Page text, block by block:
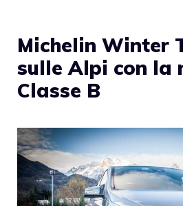
Michelin Winter
sulle Alpi con la
Classe B